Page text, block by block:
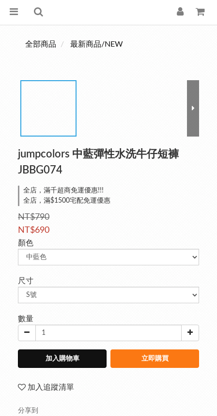
全部商品 最新商品/NEW
jumpcolors 中藍彈性水洗牛仔短褲
JBBG074
全店，滿千超商免運優惠!!!
全店，滿$1500宅配免運優惠
NT$790
NT$690
顏色
尺寸
數量
加入購物車 立即購買
加入追蹤清單
分享到